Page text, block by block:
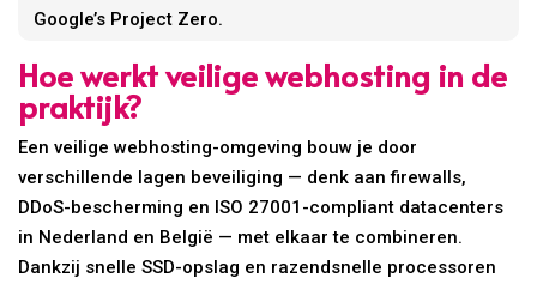
Google’s Project Zero.
Hoe werkt veilige webhosting in de
praktijk?
Een veilige webhosting-omgeving bouw je door
verschillende lagen beveiliging — denk aan firewalls,
DDoS-bescherming en ISO 27001-compliant datacenters
in Nederland en België — met elkaar te combineren.
Dankzij snelle SSD-opslag en razendsnelle processoren